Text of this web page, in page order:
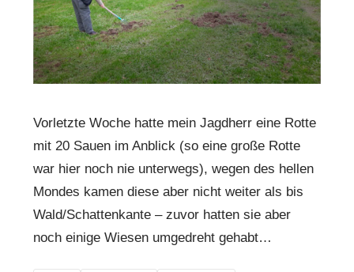
Vorletzte Woche hatte mein Jagdherr eine Rotte
mit 20 Sauen im Anblick (so eine große Rotte
war hier noch nie unterwegs), wegen des hellen
Mondes kamen diese aber nicht weiter als bis
Wald/Schattenkante – zuvor hatten sie aber
noch einige Wiesen umgedreht gehabt…